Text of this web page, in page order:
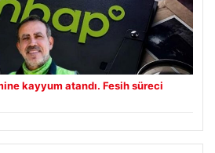
kayyum atandı. Fesih süreci